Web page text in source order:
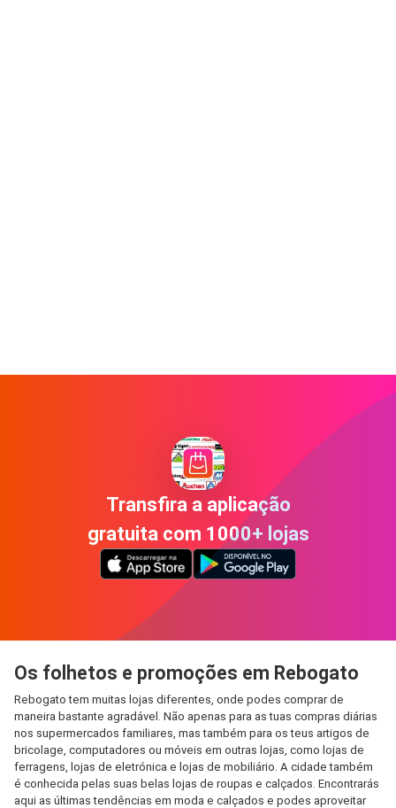
Transfira a aplicação
gratuita com 1000+ lojas
Os folhetos e promoções em Rebogato
Rebogato tem muitas lojas diferentes, onde podes comprar de
maneira bastante agradável. Não apenas para as tuas compras diárias
nos supermercados familiares, mas também para os teus artigos de
bricolage, computadores ou móveis em outras lojas, como lojas de
ferragens, lojas de eletrónica e lojas de mobiliário. A cidade também
é conhecida pelas suas belas lojas de roupas e calçados. Encontrarás
aqui as últimas tendências em moda e calçados e podes aproveitar